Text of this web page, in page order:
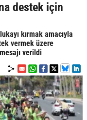
destek için
kırmak amacıyla
vermek üzere
verildi